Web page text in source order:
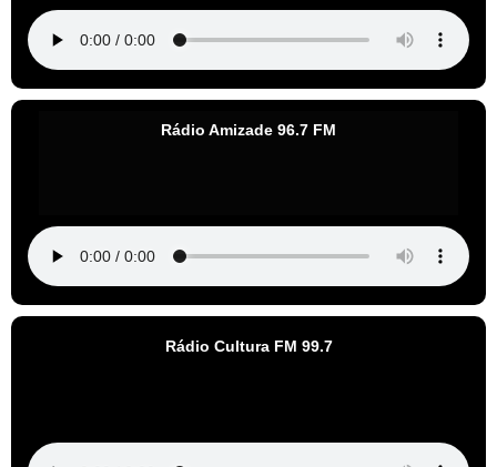
Rádio Amizade 96.7 FM
Rádio Cultura FM 99.7